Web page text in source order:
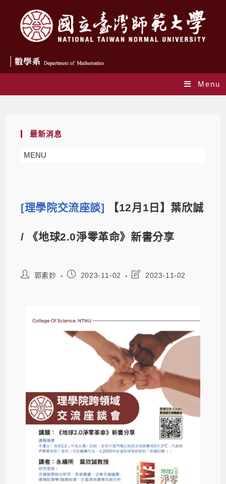
Menu
最新消息
MENU
[理學院交流座談] 【12月1日】葉欣誠
/ 《地球2.0淨零革命》新書分享
郭素妙 2023-11-02 2023-11-02